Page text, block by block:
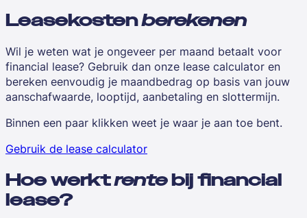
Leasekostenberekenen
Wil je weten wat je ongeveer per maand betaalt voor
financial lease? Gebruik dan onze lease calculator en
bereken eenvoudig je maandbedrag op basis van jouw
aanschafwaarde, looptijd, aanbetaling en slottermijn.
Binnen een paar klikken weet je waar je aan toe bent.
Gebruik de lease calculator
Hoe werktrentebij financial
lease?